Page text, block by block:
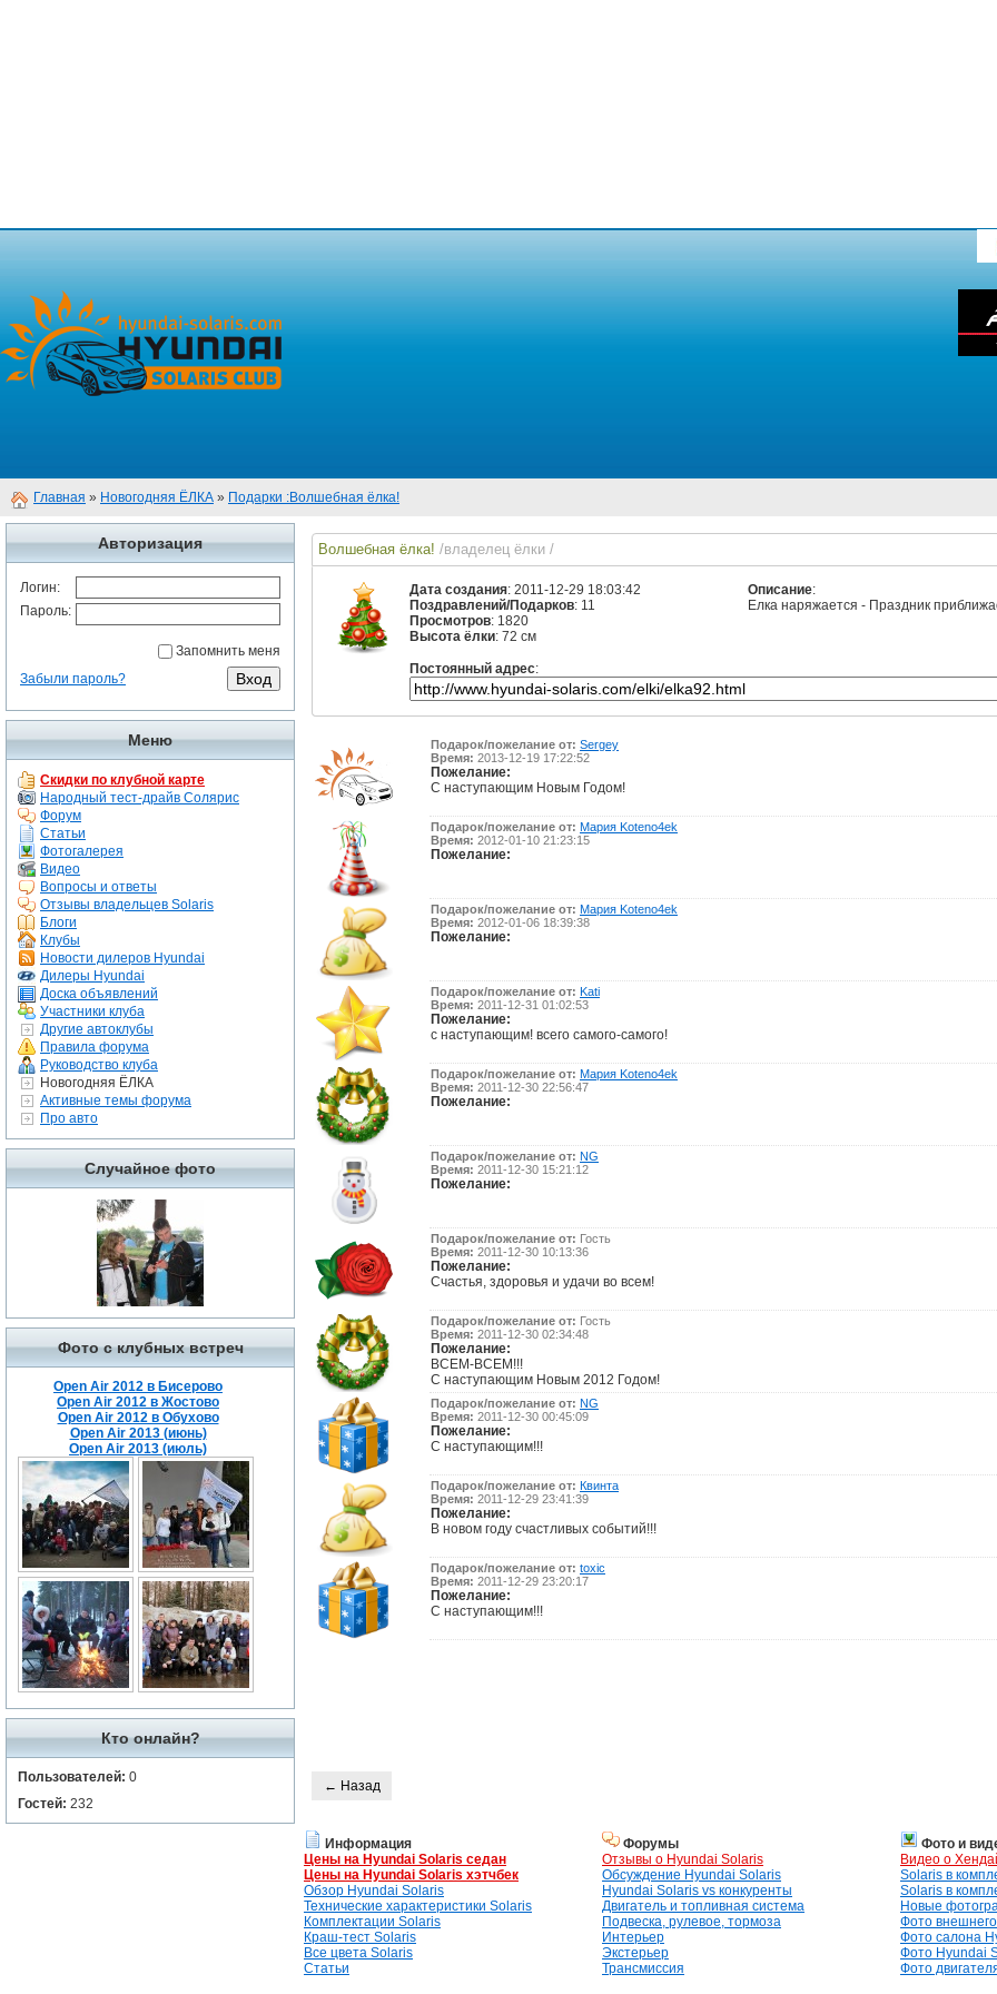
Главная » Новогодняя ЁЛКА » Подарки :Волшебная ёлка!
Авторизация
Логин:
Пароль:
Запомнить меня
Забыли пароль?
Меню
Скидки по клубной карте
Народный тест-драйв Солярис
Форум
Статьи
Фотогалерея
Видео
Вопросы и ответы
Отзывы владельцев Solaris
Блоги
Клубы
Новости дилеров Hyundai
Дилеры Hyundai
Доска объявлений
Участники клуба
Другие автоклубы
Правила форума
Руководство клуба
Новогодняя ЁЛКА
Активные темы форума
Про авто
Случайное фото
Фото с клубных встреч
Open Air 2012 в Бисерово
Open Air 2012 в Жостово
Open Air 2012 в Обухово
Open Air 2013 (июнь)
Open Air 2013 (июль)
Кто онлайн?
Пользователей: 0
Гостей: 232
Волшебная ёлка! /владелец ёлки /
Дата создания: 2011-12-29 18:03:42
Поздравлений/Подарков: 11
Просмотров: 1820
Высота ёлки: 72 см
Описание:
Елка наряжается - Праздник
Постоянный адрес:
Подарок/пожелание от: Sergey
Время: 2013-12-19 17:22:52
Пожелание:
С наступающим Новым Годом!
Подарок/пожелание от: Мария Koteno4ek
Время: 2012-01-10 21:23:15
Пожелание:
Подарок/пожелание от: Мария Koteno4ek
Время: 2012-01-06 18:39:38
Пожелание:
Подарок/пожелание от: Kati
Время: 2011-12-31 01:02:53
Пожелание:
с наступающим! всего самого-самого!
Подарок/пожелание от: Мария Koteno4ek
Время: 2011-12-30 22:56:47
Пожелание:
Подарок/пожелание от: NG
Время: 2011-12-30 15:21:12
Пожелание:
Подарок/пожелание от: Гость
Время: 2011-12-30 10:13:36
Пожелание:
Счастья, здоровья и удачи во всем!
Подарок/пожелание от: Гость
Время: 2011-12-30 02:34:48
Пожелание:
ВСЕМ-ВСЕМ!!!
С наступающим Новым 2012 Годом!
Подарок/пожелание от: NG
Время: 2011-12-30 00:45:09
Пожелание:
С наступающим!!!
Подарок/пожелание от: Квинта
Время: 2011-12-29 23:41:39
Пожелание:
В новом году счастливых событий!!!
Подарок/пожелание от: toxic
Время: 2011-12-29 23:20:17
Пожелание:
С наступающим!!!
← Назад
Информация
Цены на Hyundai Solaris седан
Цены на Hyundai Solaris хэтчбек
Обзор Hyundai Solaris
Технические характеристики Solaris
Комплектации Solaris
Краш-тест Solaris
Все цвета Solaris
Статьи
Форумы
Отзывы о Hyundai Solaris
Обсуждение Hyundai Solaris
Hyundai Solaris vs конкуренты
Двигатель и топливная система
Подвеска, рулевое, тормоза
Интерьер
Экстерьер
Трансмиссия
Фото и
Видео о
Solaris в
Solaris в
Новые
Фото
Фото салона
Фото Hyundai
Фото